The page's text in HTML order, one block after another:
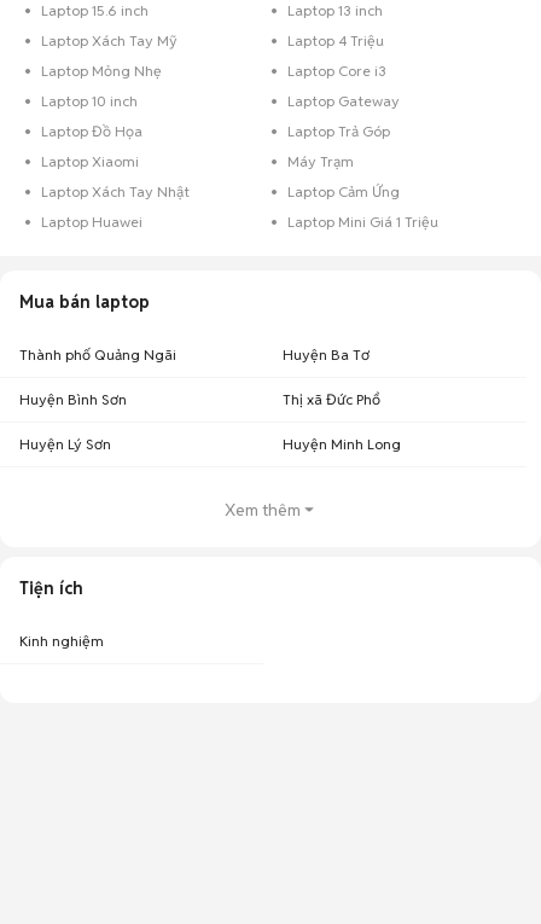
Laptop 15.6 inch
Laptop 13 inch
Laptop Xách Tay Mỹ
Laptop 4 Triệu
Laptop Mỏng Nhẹ
Laptop Core i3
Laptop 10 inch
Laptop Gateway
Laptop Đồ Họa
Laptop Trả Góp
Laptop Xiaomi
Máy Trạm
Laptop Xách Tay Nhật
Laptop Cảm Ứng
Laptop Huawei
Laptop Mini Giá 1 Triệu
Mua bán laptop
Thành phố Quảng Ngãi Huyện Ba Tơ
Huyện Bình Sơn Thị xã Đức Phổ
Huyện Lý Sơn Huyện Minh Long
Xem thêm
Tiện ích
Kinh nghiệm